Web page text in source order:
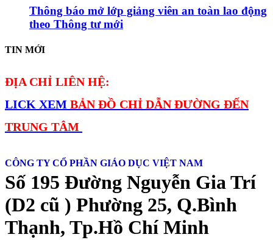
Thông báo mở lớp giảng viên an toàn lao động
theo Thông tư mới
TIN MỚI
ĐỊA CHỈ LIÊN HỆ:
LICK XEM BẢN ĐỒ CHỈ DẪN ĐƯỜNG ĐẾN
TRUNG TÂM
CÔNG TY CỔ PHẦN GIÁO DỤC VIỆT NAM
Số 195 Đường Nguyễn Gia Trí
(D2 cũ ) Phường 25, Q.Bình
Thạnh, Tp.Hồ Chí Minh